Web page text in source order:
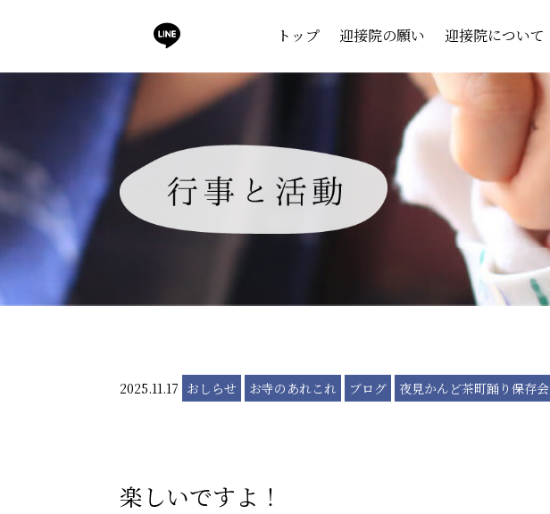
トップ 迎接院の願い 迎接院について
2025.11.17 おしらせ お寺のあれこれ ブログ 夜見かんど茶町踊り保存会
楽しいですよ！